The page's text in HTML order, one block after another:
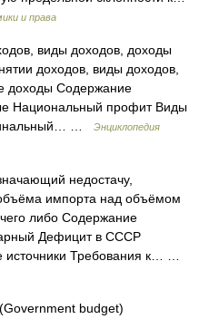
и права
виды доходов, доходы
доходов, виды доходов,
доходы Содержание
Национальный профит Виды
…
Энциклопедия
недостачу,
импорта над объёмом
чего либо Содержание
Дефицит в СССР
источники Требования к… …
budget)